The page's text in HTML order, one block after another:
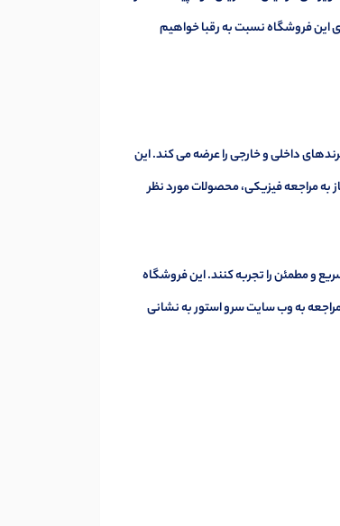
این فروشگاه نسبت به رقبا خواهیم
داخلی و خارجی را عرضه می کند. این
به مراجعه فیزیکی، محصولات مورد نظر
و مطمئن را تجربه کنند. این فروشگاه
به وب سایت سرو استور به نشانی